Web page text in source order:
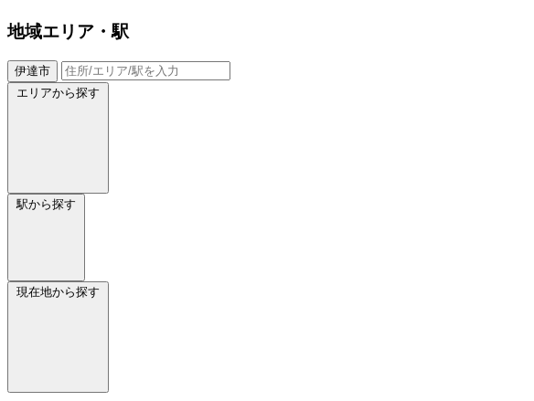
地域エリア・駅
伊達市
エリアから探す
駅から探す
現在地から探す